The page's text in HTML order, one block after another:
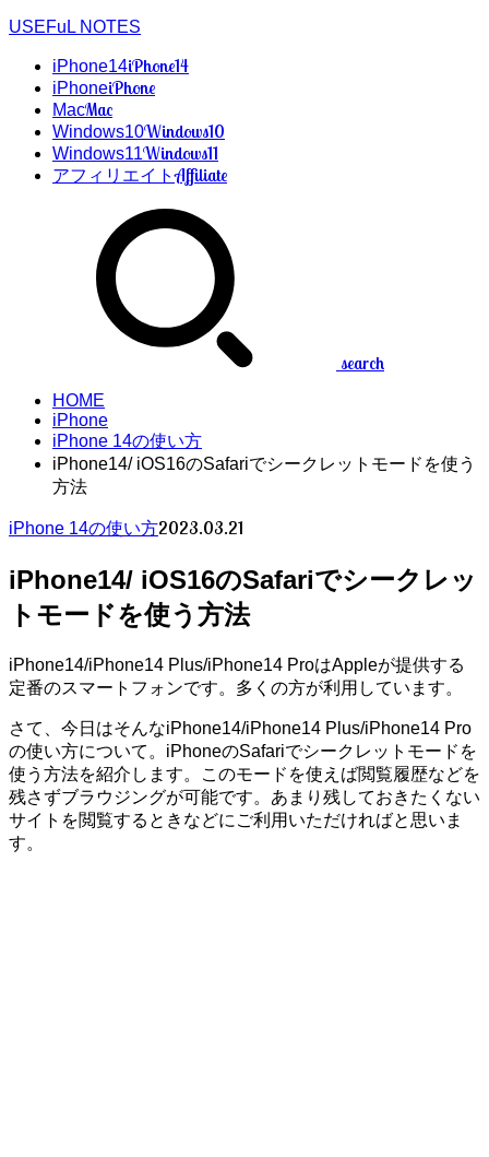
USEFuL NOTES
iPhone14iPhone14
iPhoneiPhone
MacMac
Windows10Windows10
Windows11Windows11
アフィリエイトAffiliate
search
HOME
iPhone
iPhone 14の使い方
iPhone14/ iOS16のSafariでシークレットモードを使う
方法
iPhone 14の使い方2023.03.21
iPhone14/ iOS16のSafariでシークレッ
トモードを使う方法
iPhone14/iPhone14 Plus/iPhone14 ProはAppleが提供する
定番のスマートフォンです。多くの方が利用しています。
さて、今日はそんなiPhone14/iPhone14 Plus/iPhone14 Pro
の使い方について。iPhoneのSafariでシークレットモードを
使う方法を紹介します。このモードを使えば閲覧履歴などを
残さずブラウジングが可能です。あまり残しておきたくない
サイトを閲覧するときなどにご利用いただければと思いま
す。